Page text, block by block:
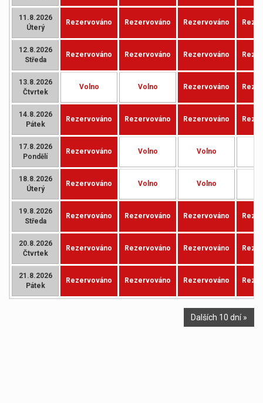
11.8.2026
Úterý
Rezervováno Rezervováno Rezervováno
12.8.2026
Středa
Rezervováno Rezervováno Rezervováno
13.8.2026
Čtvrtek
Volno Volno Rezervováno
14.8.2026
Pátek
Rezervováno Rezervováno Rezervováno
17.8.2026
Pondělí
Rezervováno Volno Volno
18.8.2026
Úterý
Rezervováno Volno Volno
19.8.2026
Středa
Rezervováno Rezervováno Rezervováno
20.8.2026
Čtvrtek
Rezervováno Rezervováno Rezervováno
21.8.2026
Pátek
Rezervováno Rezervováno Rezervováno
Dalších 10 dní »